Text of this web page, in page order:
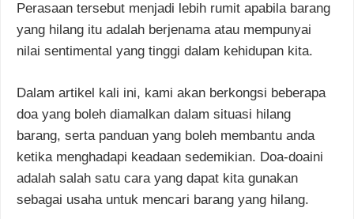
Perasaan tersebut menjadi lebih rumit apabila barang
yang hilang itu adalah berjenama atau mempunyai
nilai sentimental yang tinggi dalam kehidupan kita.
Dalam artikel kali ini, kami akan berkongsi beberapa
doa yang boleh diamalkan dalam situasi hilang
barang, serta panduan yang boleh membantu anda
ketika menghadapi keadaan sedemikian. Doa-doaini
adalah salah satu cara yang dapat kita gunakan
sebagai usaha untuk mencari barang yang hilang.